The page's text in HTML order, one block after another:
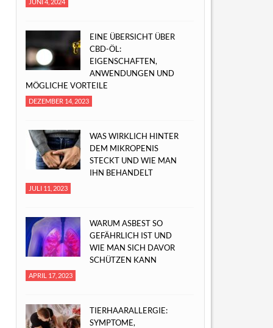
EINE ÜBERSICHT ÜBER
CBD-ÖL:
EIGENSCHAFTEN,
ANWENDUNGEN UND
MÖGLICHE VORTEILE
DEZEMBER 14, 2023
WAS WIRKLICH HINTER
DEM MIKROPENIS
STECKT UND WIE MAN
IHN BEHANDELT
JULI 11, 2023
WARUM ASBEST SO
GEFÄHRLICH IST UND
WIE MAN SICH DAVOR
SCHÜTZEN KANN
APRIL 17, 2023
TIERHAARALLERGIE:
SYMPTOME,